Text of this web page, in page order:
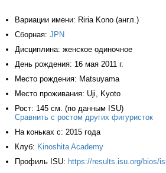
Вариации имени: Riria Kono (англ.)
Сборная: JPN
Дисциплина: женское одиночное
День рождения: 16 мая 2011 г.
Место рождения: Matsuyama
Место проживания: Uji, Kyoto
Рост: 145 см. (по данным ISU)
Сравнить с ростом других фигуристок
На коньках с: 2015 года
Клуб: Kinoshita Academy
Профиль ISU: https://results.isu.org/bios/